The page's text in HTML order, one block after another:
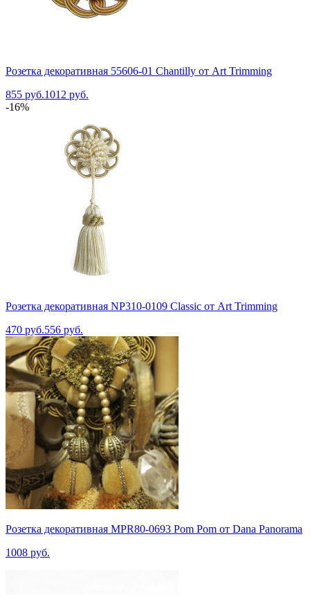
Розетка декоративная 55606-01 Chantilly от Art Trimming
855 руб.1012 руб.
-16%
Розетка декоративная NP310-0109 Classic от Art Trimming
470 руб.556 руб.
Розетка декоративная MPR80-0693 Pom Pom от Dana Panorama
1008 руб.